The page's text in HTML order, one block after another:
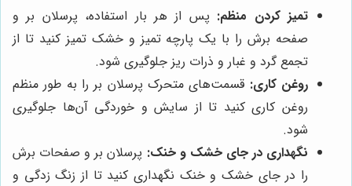
تمیز کردن منظم: پس از هر بار استفاده، پرسلان بر و
صفحه برش را با یک پارچه تمیز و خشک تمیز کنید تا از
تجمع گرد و غبار و ذرات ریز جلوگیری شود.
روغن کاری: قسمت‌های متحرک پرسلان بر را به طور منظم
روغن کاری کنید تا از سایش و خوردگی آن‌ها جلوگیری
شود.
نگهداری در جای خشک و خنک: پرسلان بر و صفحات برش
را در جای خشک و خنک نگهداری کنید تا از زنگ زدگی و